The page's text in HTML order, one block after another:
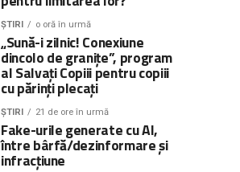
ȘTIRI o oră în urmă
„Sună-i zilnic! Conexiune
dincolo de granițe”, program
al Salvați Copiii pentru copiii
cu părinți plecați
ȘTIRI 21 de ore în urmă
Fake-urile generate cu AI,
între bârfă/dezinformare și
infracțiune